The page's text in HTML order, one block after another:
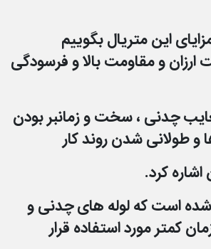
این متریال بگوییم
ارزان و مقاومت بالا و فرسودگی
چدنی ، سخت و زمانبر بودن
و طولانی شدن روند کار
کرد.
است که لوله های چدنی و
کمتر مورد استفاده قرار